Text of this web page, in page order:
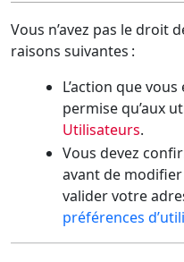
Vous n’avez pas le droit
raisons suivantes :
L’action que
permise qu’aux
Utilisateurs.
Vous devez
avant de
valider votre
préférences